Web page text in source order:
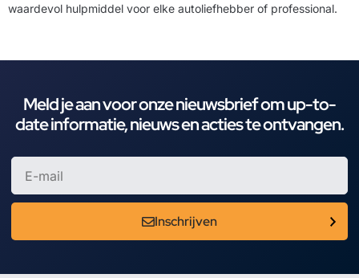
waardevol hulpmiddel voor elke autoliefhebber of professional.
Meld je aan voor onze nieuwsbrief om up-to-
date informatie, nieuws en acties te ontvangen.
Inschrijven